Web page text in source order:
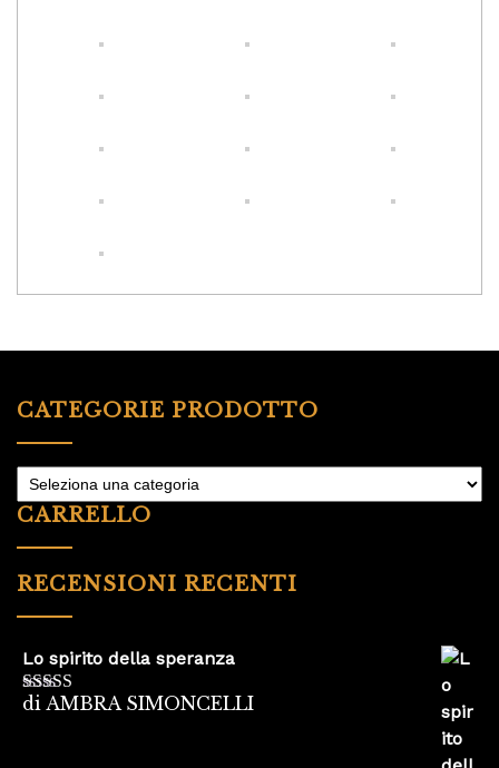
CATEGORIE PRODOTTO
CARRELLO
RECENSIONI RECENTI
Lo spirito della speranza
Valutato5su
di AMBRA SIMONCELLI